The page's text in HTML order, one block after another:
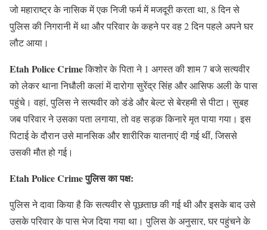
जो महाराष्ट्र के नासिक में एक निजी फर्म में मजदूरी करता था, 8 दिन से
पुलिस की निगरानी में था और परिवार के कहने पर वह 2 दिन पहले अपने घर
लौट आया।
Etah Police Crimeकिशोर के पिता ने 1 अगस्त की शाम 7 बजे सत्यवीर
को लेकर थाना निधौली कलां में दारोगा सुरेंद्र सिंह और आसिफ अली के पास
पहुंचे। वहां, पुलिस ने सत्यवीर को डंडे और बेल्ट से बेरहमी से पीटा। सुबह
जब परिवार ने उसका पता लगाया, तो वह सड़क किनारे मृत पाया गया। इस
पिटाई के दौरान उसे मानसिक और शारीरिक यातनाएं दी गई थीं, जिससे
उसकी मौत हो गई।
Etah Police Crime पुलिस का पक्ष:
पुलिस ने दावा किया है कि सत्यवीर से पूछताछ की गई थी और इसके बाद उसे
उसके परिवार के पास भेज दिया गया था। पुलिस के अनुसार, घर पहुंचने के